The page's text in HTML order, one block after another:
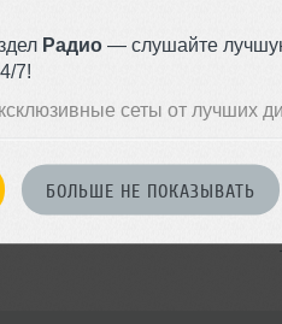
Радио — слушайте
7!
сеты от лучших
БОЛЬШЕ НЕ ПОКАЗЫВАТЬ
138 MB, 320